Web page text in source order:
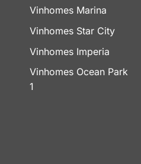
Vinhomes Marina
Vinhomes Star City
Vinhomes Imperia
Vinhomes Ocean Park
1